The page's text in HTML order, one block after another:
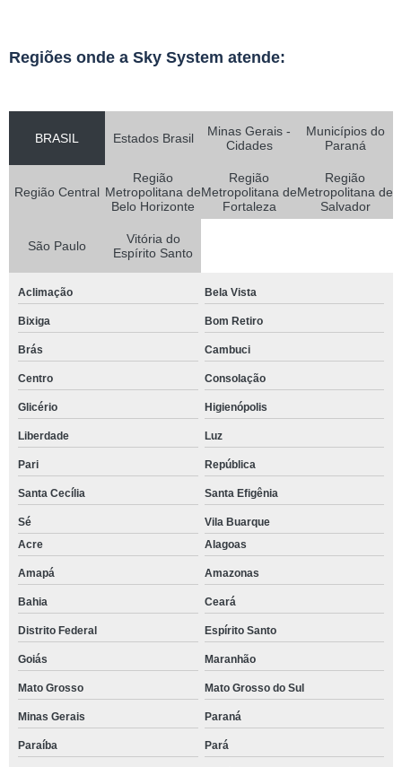
Regiões onde a Sky System atende:
BRASIL Estados Brasil
Minas Gerais -
Cidades
Municípios do
Paraná
Região Central
Região
Metropolitana de
Belo Horizonte
Região
Metropolitana de
Fortaleza
Região
Metropolitana de
Salvador
São Paulo
Vitória do
Espírito Santo
Aclimação Bela Vista
Bixiga Bom Retiro
Brás Cambuci
Centro Consolação
Glicério Higienópolis
Liberdade Luz
Pari República
Santa Cecília Santa Efigênia
Sé
Vila Buarque
Acre
Alagoas
Amapá Amazonas
Bahia Ceará
Distrito Federal Espírito Santo
Goiás Maranhão
Mato Grosso Mato Grosso do Sul
Minas Gerais Paraná
Paraíba Pará